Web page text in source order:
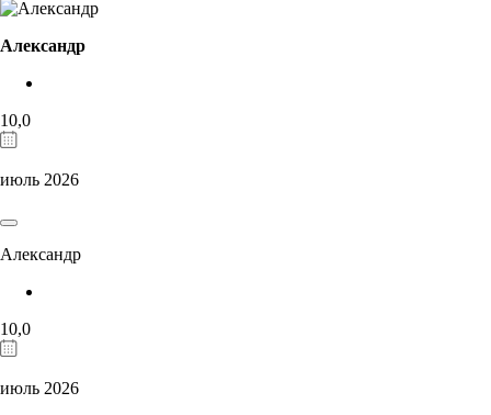
Александр
10,0
июль 2026
Александр
10,0
июль 2026